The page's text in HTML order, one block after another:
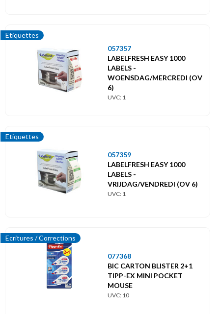
Etiquettes
057357
LABELFRESH EASY 1000
LABELS -
WOENSDAG/MERCREDI (OV
6)
UVC: 1
Etiquettes
057359
LABELFRESH EASY 1000
LABELS -
VRIJDAG/VENDREDI (OV 6)
UVC: 1
Ecritures / Corrections
077368
BIC CARTON BLISTER 2+1
TIPP-EX MINI POCKET
MOUSE
UVC: 10